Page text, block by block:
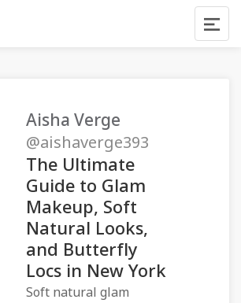
Aisha Verge
@aishaverge393
The Ultimate
Guide to Glam
Makeup, Soft
Natural Looks,
and Butterfly
Locs in New York
Soft natural glam